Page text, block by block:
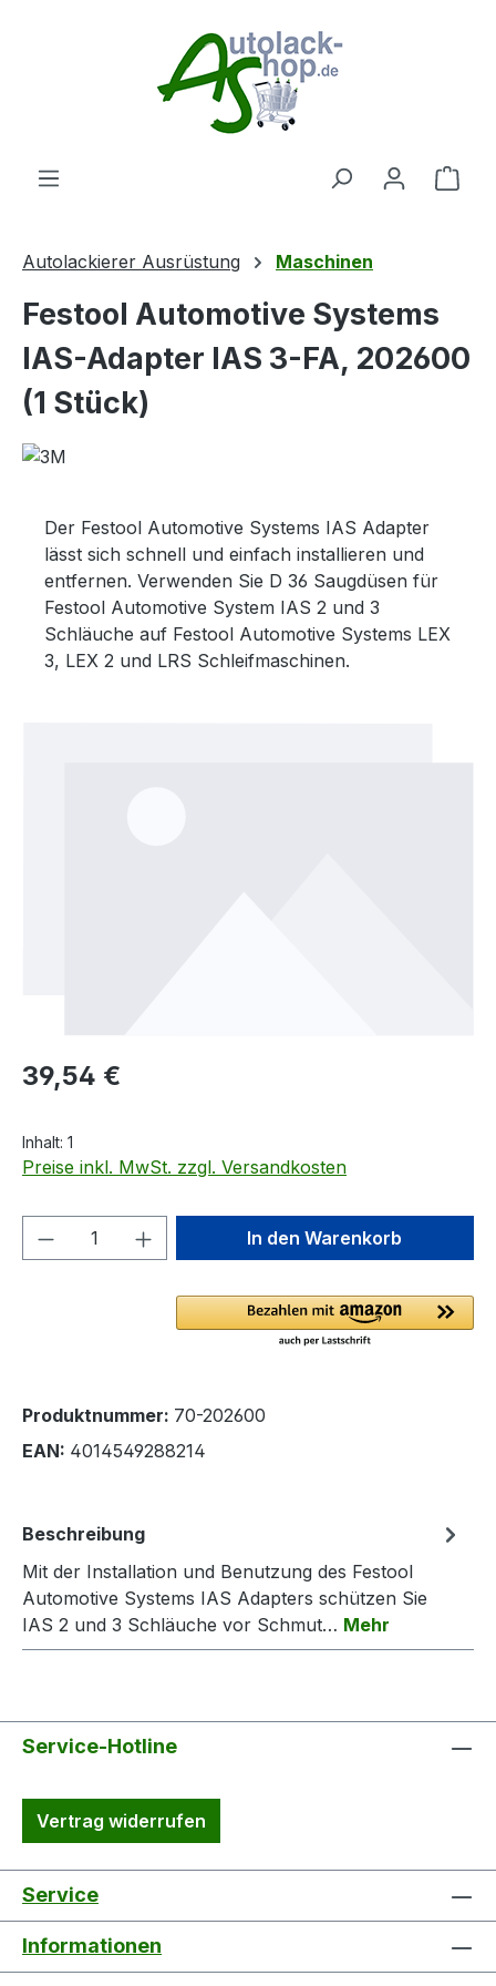
Autolackierer Ausrüstung Maschinen
Festool Automotive Systems
IAS-Adapter IAS 3-FA, 202600
(1 Stück)
Der Festool Automotive Systems IAS Adapter
lässt sich schnell und einfach installieren und
entfernen. Verwenden Sie D 36 Saugdüsen für
Festool Automotive System IAS 2 und 3
Schläuche auf Festool Automotive Systems LEX
3, LEX 2 und LRS Schleifmaschinen.
Regulärer Preis:
39,54 €
Inhalt: 1
Preise inkl. MwSt. zzgl. Versandkosten
Produkt Anzahl: Gib denIn den Warenkorb
Produktnummer: 70-202600
EAN: 4014549288214
Beschreibung
Mit der Installation und Benutzung des Festool
Automotive Systems IAS Adapters schützen Sie
IAS 2 und 3 Schläuche vor Schmut… Mehr
Service-Hotline
Vertrag widerrufen
Service
Informationen